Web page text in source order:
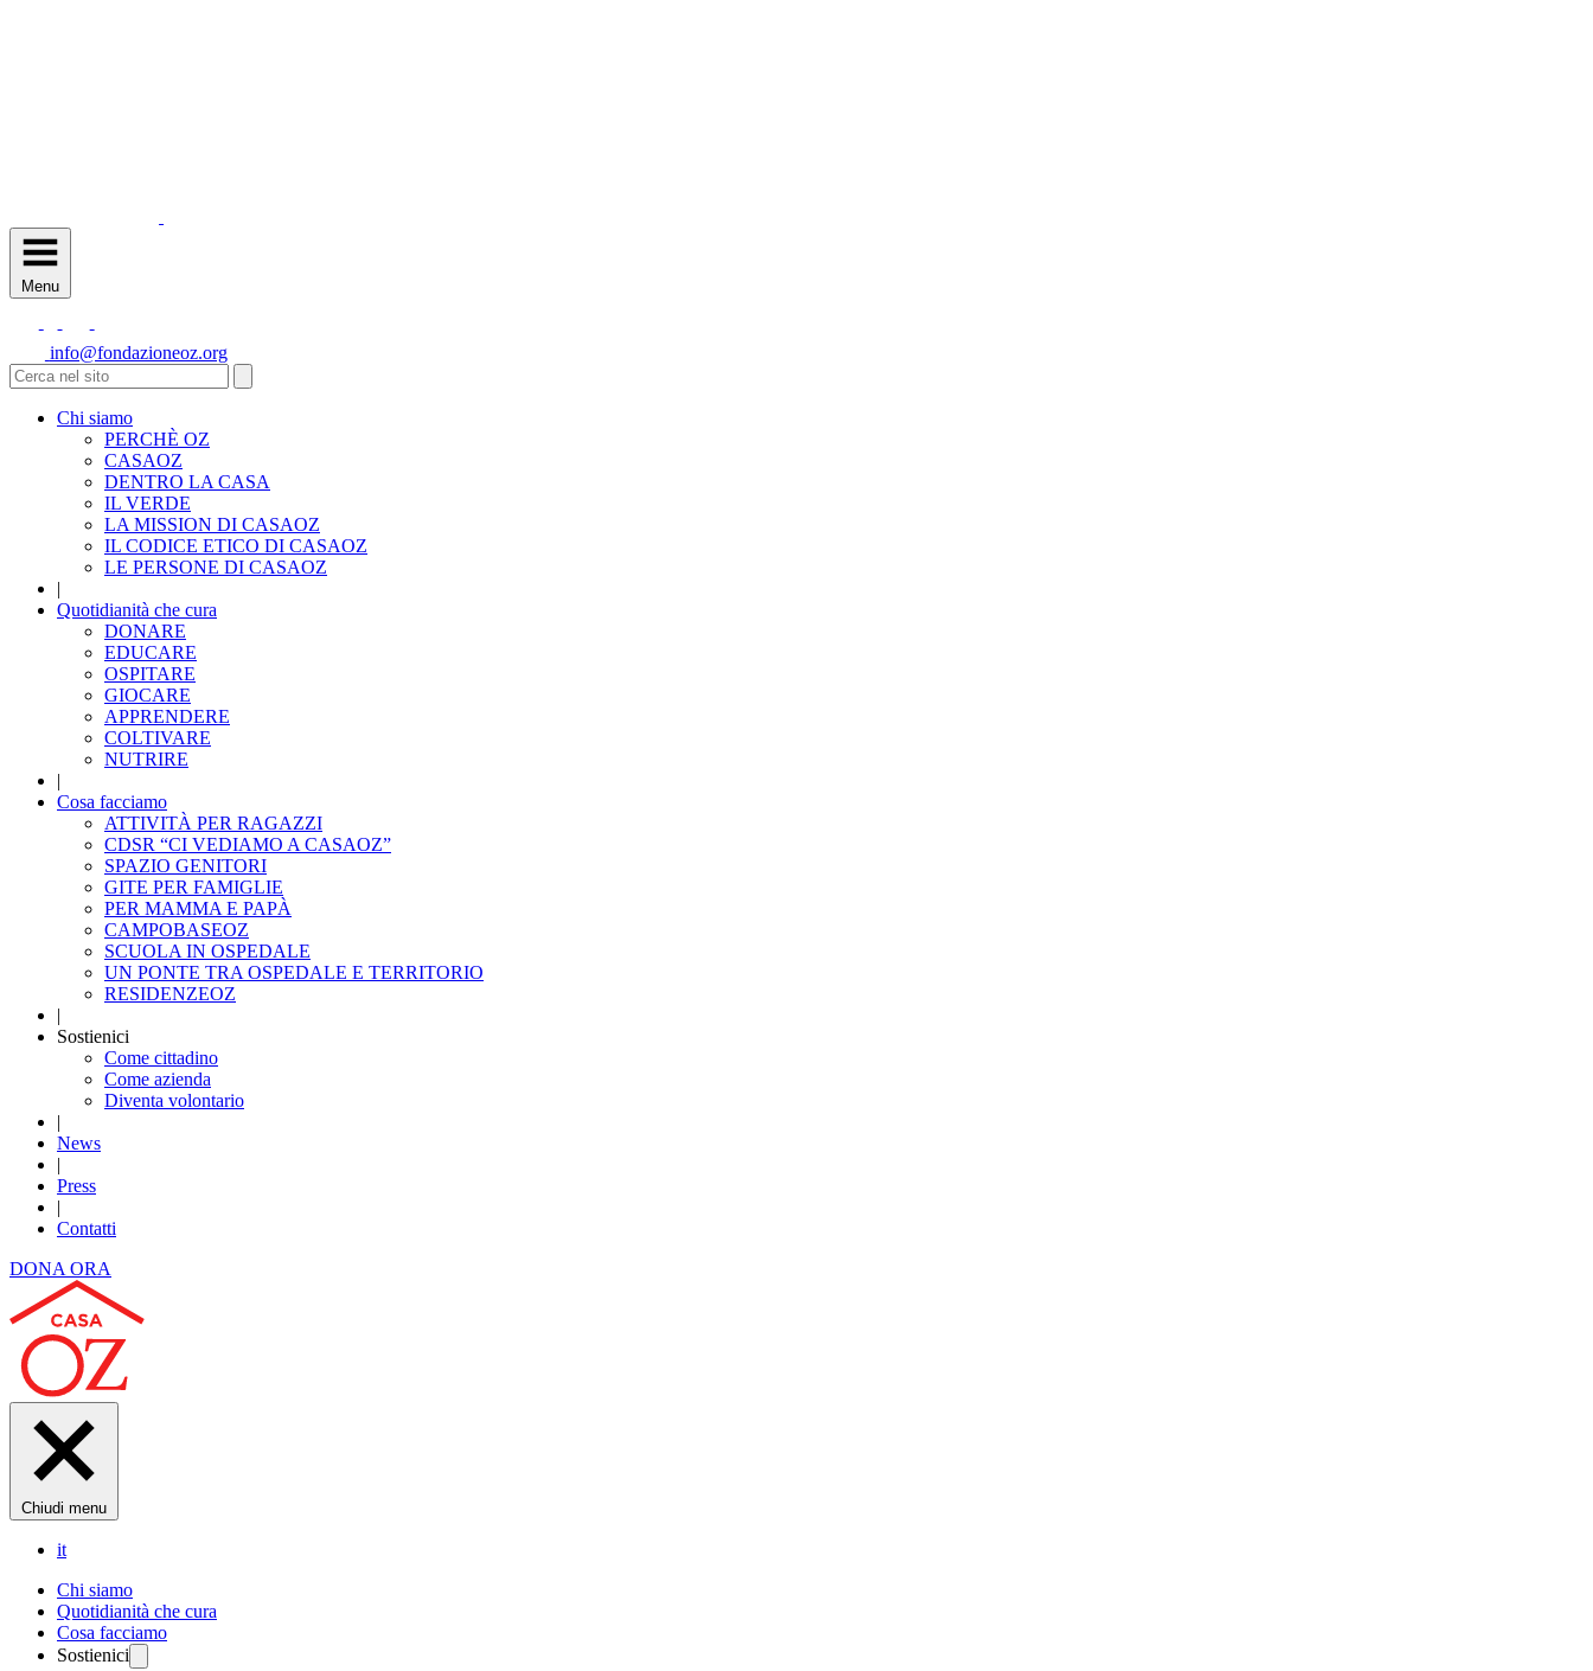
Menu
info@fondazioneoz.org
Chi siamo
PERCHÈ OZ
CASAOZ
DENTRO LA CASA
IL VERDE
LA MISSION DI CASAOZ
IL CODICE ETICO DI CASAOZ
LE PERSONE DI CASAOZ
|
Quotidianità che cura
DONARE
EDUCARE
OSPITARE
GIOCARE
APPRENDERE
COLTIVARE
NUTRIRE
|
Cosa facciamo
ATTIVITÀ PER RAGAZZI
CDSR “CI VEDIAMO A CASAOZ”
SPAZIO GENITORI
GITE PER FAMIGLIE
PER MAMMA E PAPÀ
CAMPOBASEOZ
SCUOLA IN OSPEDALE
UN PONTE TRA OSPEDALE E TERRITORIO
RESIDENZEOZ
|
Sostienici
Come cittadino
Come azienda
Diventa volontario
|
News
|
Press
|
Contatti
DONA ORA
Chiudi menu
it
Chi siamo
Quotidianità che cura
Cosa facciamo
Sostienici